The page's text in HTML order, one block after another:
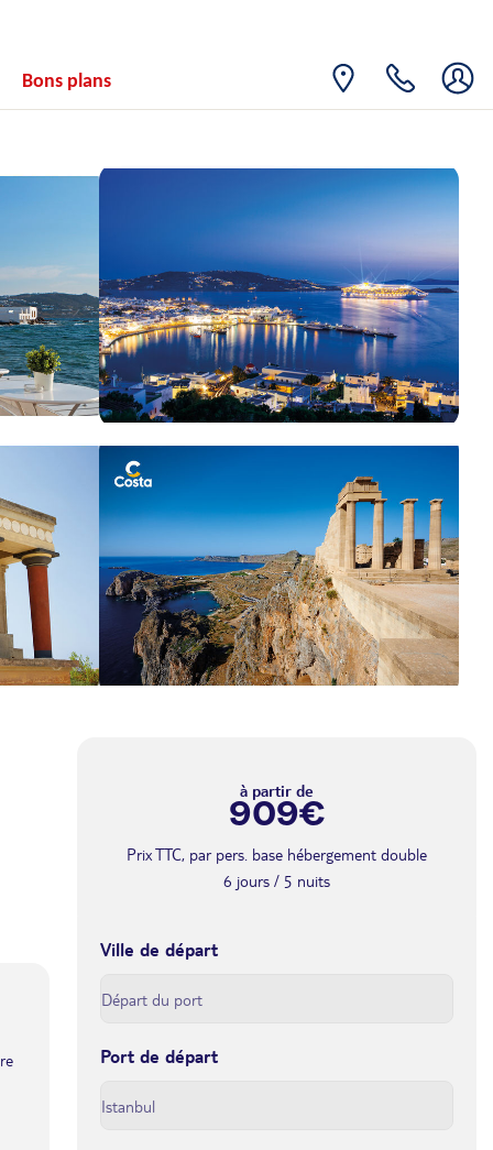
Bons plans
à partir de
909€
Prix TTC, par pers. base hébergement double
6 jours / 5 nuits
Ville de départ
Port de départ